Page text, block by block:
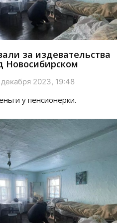
за издевательства
Новосибирском
декабря 2023, 19:48
у пенсионерки.